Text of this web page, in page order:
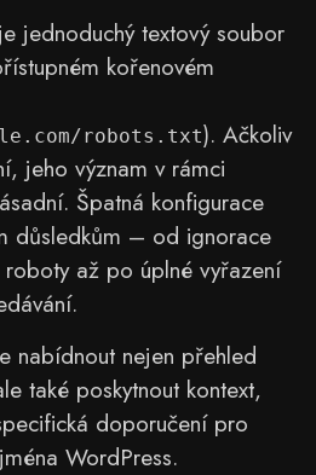
je jednoduchý textový soubor
kořenovém
robots.txt). Ačkoliv
jeho význam v rámci
Špatná konfigurace
důsledkům – od ignorace
až po úplné vyřazení
nabídnout nejen přehled
také poskytnout kontext,
doporučení pro
WordPress.